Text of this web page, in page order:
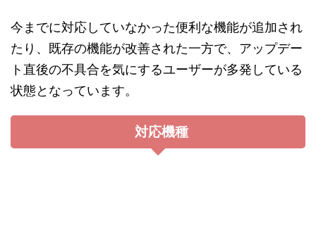
今までに対応していなかった便利な機能が追加され
たり、既存の機能が改善された一方で、アップデー
ト直後の不具合を気にするユーザーが多発している
状態となっています。
対応機種